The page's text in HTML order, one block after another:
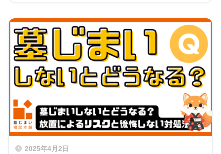
2025年4月2日